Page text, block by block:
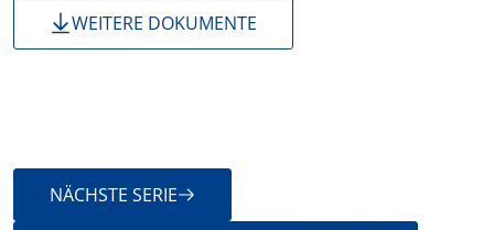
WEITERE DOKUMENTE
NÄCHSTE SERIE